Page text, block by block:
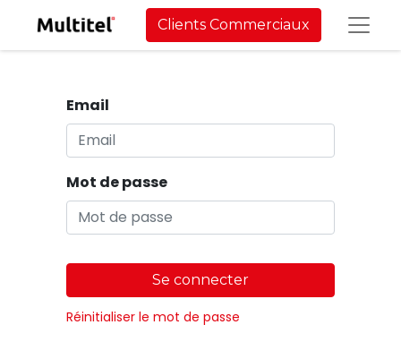
Clients Commerciaux
Email
Mot de passe
Se connecter
Réinitialiser le mot de passe